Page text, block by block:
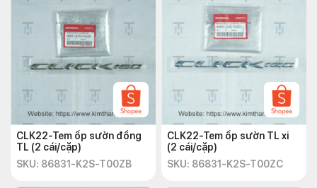
CLK22-Tem ốp sườn đồng
TL (2 cái/cặp)
SKU: 86831-K2S-T00ZB
CLK22-Tem ốp sườn TL xi
(2 cái/cặp)
SKU: 86831-K2S-T00ZC